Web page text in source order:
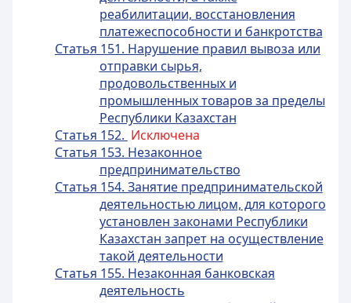
реабилитации, восстановления
платежеспособности и банкротства
Статья 151. Нарушение правил вывоза или
отправки сырья,
продовольственных и
промышленных товаров за пределы
Республики Казахстан
Статья 152. Исключена
Статья 153. Незаконное
предпринимательство
Статья 154. Занятие предпринимательской
деятельностью лицом, для которого
установлен законами Республики
Казахстан запрет на осуществление
такой деятельности
Статья 155. Незаконная банковская
деятельность